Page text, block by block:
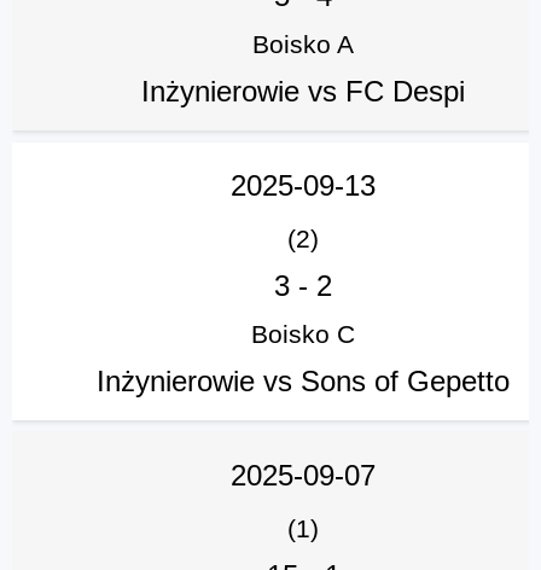
Boisko A
Inżynierowie vs FC Despi
2025-09-13
(2)
3 - 2
Boisko C
Inżynierowie vs Sons of Gepetto
2025-09-07
(1)